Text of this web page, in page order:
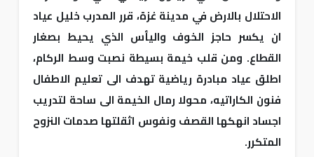
الاحتلال بالارض في مدينة غزة، قرر المدرب خليل عياد
ان يكسر حاجز الخوف واليأس الذي يحيط بصغار
القطاع. ومن قلب خيمة بسيطة نصبت وسط الركام،
اطلق عياد مبادرة رياضية تهدف الى تعليم الاطفال
فنون الكاراتيه، محولا رمال الخيمة الى ساحة لتدريب
اجساد انهكها القصف ونفوس اثقلتها صدمات النزوح
المتكرر.